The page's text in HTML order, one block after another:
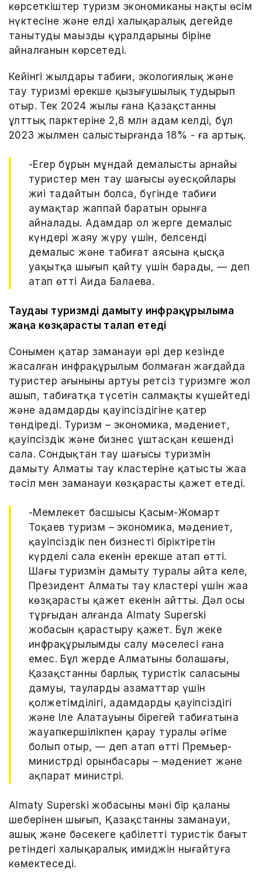
көрсеткіштер туризм экономиканың нақты өсім
нүктесіне және елді халықаралық деңгейде
танытудың маңызды құралдарының біріне
айналғанын көрсетеді.
Кейінгі жылдары табиғи, экологиялық және
тау туризмі ерекше қызығушылық тудырып
отыр. Тек 2024 жылы ғана Қазақстанның
ұлттық парктеріне 2,8 млн адам келді, бұл
2023 жылмен салыстырғанда 18% - ға артық.
-Егер бұрын мұндай демалысты арнайы
туристер мен тау шаңғысы әуесқойлары
жиі таңдайтын болса, бүгінде табиғи
аумақтар жаппай баратын орынға
айналады. Адамдар ол жерге демалыс
күндері жаяу жүру үшін, белсенді
демалыс және табиғат аясына қысқа
уақытқа шығып қайту үшін барады, — деп
атап өтті Аида Балаева.
Таудағы туризмді дамыту инфрақұрылымға
жаңа көзқарасты талап етеді
Сонымен қатар заманауи әрі дер кезінде
жасалған инфрақұрылым болмаған жағдайда
туристер ағынының артуы ретсіз туризмге жол
ашып, табиғатқа түсетін салмақты күшейтеді
және адамдардың қауіпсіздігіне қатер
төндіреді. Туризм – экономика, мәдениет,
қауіпсіздік және бизнес ұштасқан кешенді
сала. Сондықтан тау шаңғысы туризмін
дамыту Алматы тау кластеріне қатысты жаңа
тәсіл мен заманауи көзқарасты қажет етеді.
-Мемлекет басшысы Қасым-Жомарт
Тоқаев туризм – экономика, мәдениет,
қауіпсіздік пен бизнесті біріктіретін
күрделі сала екенін ерекше атап өтті.
Шаңғы туризмін дамыту туралы айта келе,
Президент Алматы тау кластері үшін жаңа
көзқарастың қажет екенін айтты. Дәл осы
тұрғыдан алғанда Almaty Superski
жобасын қарастыру қажет. Бұл жеке
инфрақұрылымды салу мәселесі ғана
емес. Бұл жерде Алматының болашағы,
Қазақстанның барлық туристік саласының
дамуы, таулардың азаматтар үшін
қолжетімділігі, адамдардың қауіпсіздігі
және Іле Алатауының бірегей табиғатына
жауапкершілікпен қарау туралы әңгіме
болып отыр, — деп атап өтті Премьер-
министрдің орынбасары – мәдениет және
ақпарат министрі.
Almaty Superski жобасының мәні бір қаланың
шеңберінен шығып, Қазақстанның заманауи,
ашық және бәсекеге қабілетті туристік бағыт
ретіндегі халықаралық имиджін нығайтуға
көмектеседі.